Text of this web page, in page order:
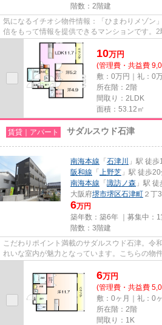
階数：2階建
気になるイチオシ物件情報：「ひまわりメゾン
信をもって情報を提供できるマンションです。
での移動が便利です。敷地内ご...
10万円
(管理費・共益費
敷：0万円｜礼：0
所在階：2階
間取り：2LDK
面積：53.12㎡
賃貸｜アパート サダルスウド石津
南海本線 「 石津川
」駅 徒
阪和線 「 上野芝 」駅 徒歩
南海本線 「 諏訪ノ森 」駅
大阪府堺市堺区石津町 ２丁
6万円
築年数：築6年 ｜募集中：
階数：3階建
こだわりポイント満載のサダルスウド石津。令
れいな室内が魅力となっています。こちらの物
6万円
(管理費・共益費
敷：0ヶ月｜礼：0
所在階：2階
間取り：1K